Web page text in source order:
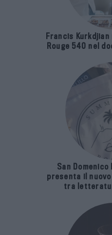
Francis
Rouge 540 nel
San Domenico
presenta il nuovo
tra